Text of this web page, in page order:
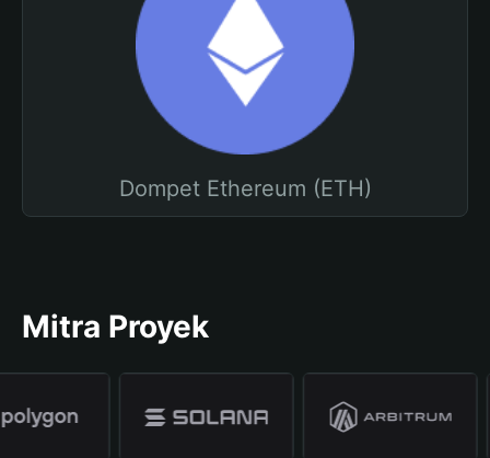
Dompet Ethereum (ETH)
Mitra Proyek